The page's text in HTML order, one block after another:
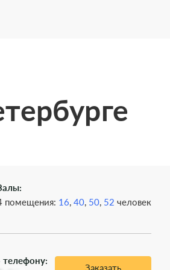
помещения: 16, 40, 50, 52 человек
телефону:
Заказать